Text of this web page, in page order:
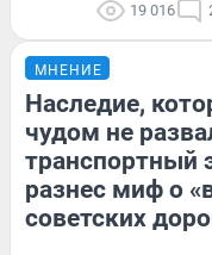
19 016
МНЕНИЕ
Наследие,
чудом не
транспортный
разнес миф о
советских